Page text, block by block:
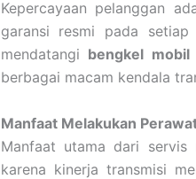
Kepercayaan pelanggan
garansi resmi pada
mendatangi bengkel mobil
berbagai macam kendala
Manfaat Melakukan
Manfaat utama dari
karena kinerja transmisi